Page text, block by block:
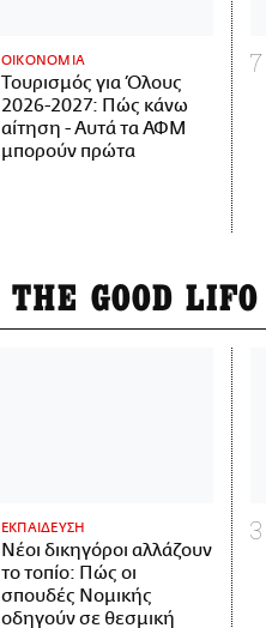
ΟΙΚΟΝΟΜΙΑ
Τουρισμός για Όλους
2026-2027: Πώς κάνω
αίτηση - Αυτά τα ΑΦΜ
μπορούν πρώτα
THE GOOD LIFO
ΕΚΠΑΙΔΕΥΣΗ
Νέοι δικηγόροι αλλάζουν
το τοπίο: Πώς οι
σπουδές Νομικής
οδηγούν σε θεσμική